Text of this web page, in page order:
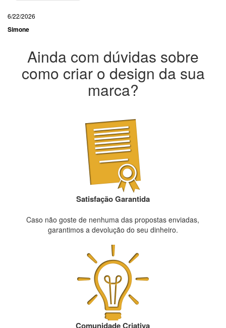
6/22/2026
Simone
Ainda com dúvidas sobre
como criar o design da sua
marca?
Satisfação Garantida
Caso não goste de nenhuma das propostas enviadas,
garantimos a devolução do seu dinheiro.
Comunidade Criativa